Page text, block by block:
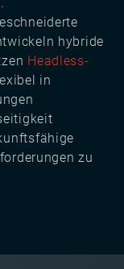
hybride
Headless-
in
zu